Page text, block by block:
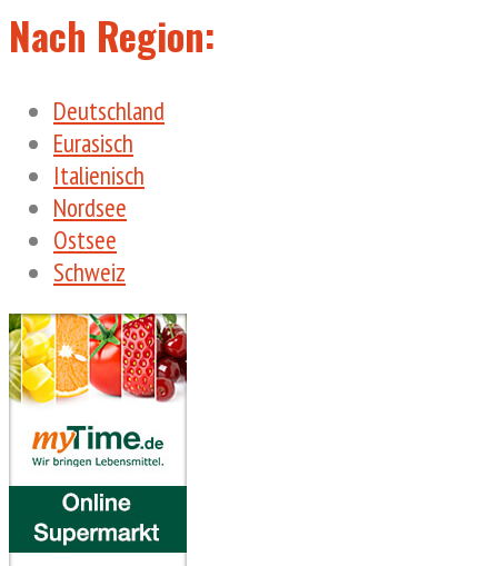
Nach Region:
Deutschland
Eurasisch
Italienisch
Nordsee
Ostsee
Schweiz